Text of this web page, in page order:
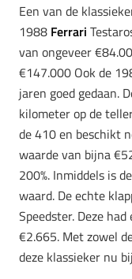
Een van de
1988 Ferrari
van ongeveer
€147.000 Ook de
jaren goed gedaan.
kilometer op de
de 410 en beschikt
waarde van bijna
200%. Inmiddels is de
waard. De echte
Speedster. Deze
€2.665. Met zowel
deze klassieker nu